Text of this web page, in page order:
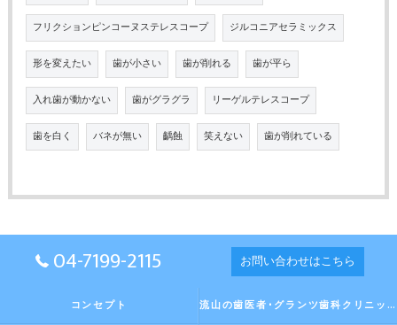
フリクションピンコーヌステレスコープ ジルコニアセラミックス
形を変えたい 歯が小さい 歯が削れる 歯が平ら
入れ歯が動かない 歯がグラグラ リーゲルテレスコープ
歯を白く バネが無い 齲蝕 笑えない 歯が削れている
04-7199-2115 お問い合わせはこちら
コンセプト 流山の歯医者･グランツ歯科クリニックの口コミ情報